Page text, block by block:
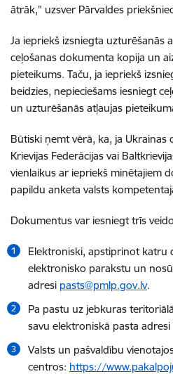
ātrāk," uzsver Pārvaldes
Ja iepriekš izsniegta uzturēšanās
ceļošanas dokumenta kopija un
pieteikums. Taču, ja iepriekš
beidzies, nepieciešams iesniegt
un uzturēšanās atļaujas
Būtiski ņemt vērā, ka, ja Ukrainas
Krievijas Federācijas vai
vienlaikus ar iepriekš minētajiem
papildu anketa valsts
Dokumentus var iesniegt trīs
Elektroniski, apstiprinot katru
elektronisko parakstu un
adresi pasts@pmlp.gov.lv.
Pa pastu uz jebkuras
savu elektroniskā pasta
Valsts un pašvaldību
centros: https://